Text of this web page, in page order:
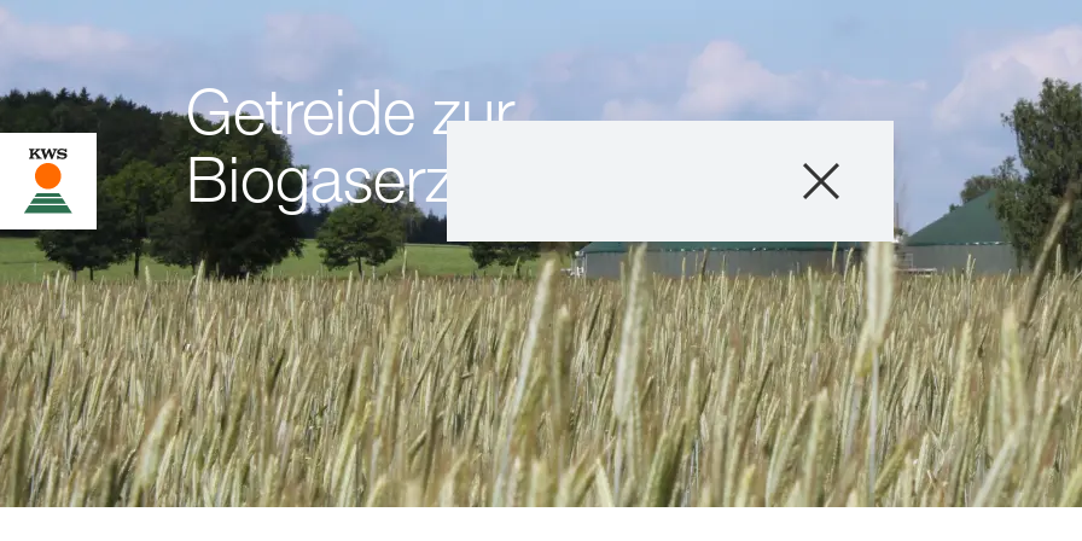
Beratung
Stories & Events
Digitale Services
Über uns
Getreide zur
Biogaserzeugung